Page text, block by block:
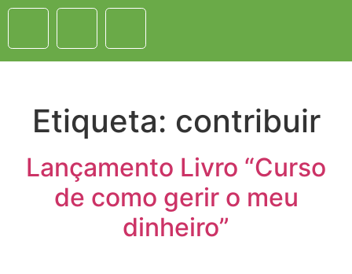
Etiqueta: contribuir
Lançamento Livro “Curso
de como gerir o meu
dinheiro”